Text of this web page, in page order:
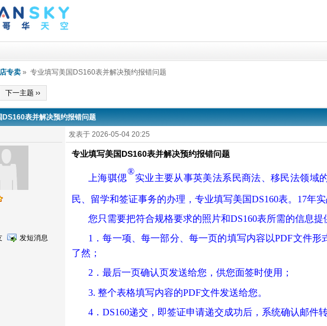
专卖 » 专业填写美国DS160表并解决预约报错问题
下一主题 ››
DS160表并解决预约报错问题
发短消息
发表于 2026-05-04 20:25
专业填写美国DS160表并解决预约报错问题
上海骐偲
®
实业主要从事英美法系民商法 、移民法领域
民 留学和签证事务的办理，专业填写美国DS160表。 17年
您只需要把符合规格要求的照片和DS160表所需的信息提
1 ．每一项、每一部分、每一页的填写内容以PDF文件形
了然；
2 ．最后一页确认页发送给您，供您面签时使用；
3. 整个表格填写内容的PDF文件发送给您。
4 ． DS160递交，即签证申请递交成功后，系统确认邮件转